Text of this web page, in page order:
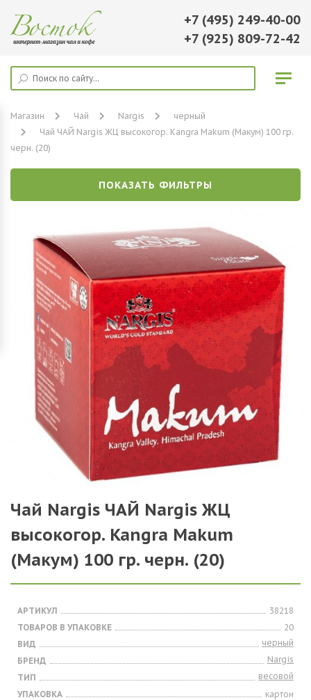
+7 (495) 249-40-00
+7 (925) 809-72-42
Магазин Чай Nargis
черный
Чай ЧАЙ Nargis ЖЦ высокогор. Kangra Makum (Макум) 100 гр.
черн. (20)
ПОКАЗАТЬ ФИЛЬТРЫ
Чай Nargis ЧАЙ Nargis ЖЦ
высокогор. Kangra Makum
(Макум) 100 гр. черн. (20)
АРТИКУЛ
38218
ТОВАРОВ В УПАКОВКЕ
20
ВИД
черный
БРЕНД
Nargis
ТИП
весовой
УПАКОВКА
картон